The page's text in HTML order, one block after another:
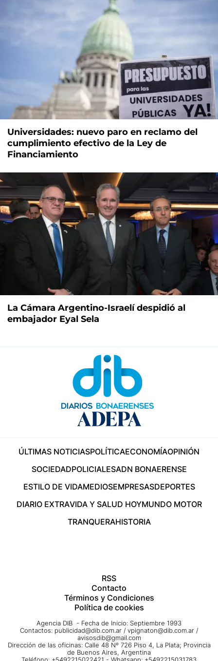
Universidades: nuevo paro en reclamo del
cumplimiento efectivo de la Ley de
Financiamiento
La Cámara Argentino-Israelí despidió al
embajador Eyal Sela
ÚLTIMAS NOTICIASPOLÍTICAECONOMÍAOPINIÓN
SOCIEDADPOLICIALESADN BONAERENSE
ESTILO DE VIDAMEDIOSEMPRESASDEPORTES
DIARIO EXTRAVIDA Y SALUD HOYMUNDO MOTOR
TRANQUERAHISTORIA
RSS
Contacto
Términos y Condiciones
Política de cookies
Agencia DIB - Fecha de Inicio: Septiembre 1993
Contactos: publicidad@dib.com.ar / vpignaton@dib.com.ar /
avisosdib@gmail.com
Dirección de las oficinas: Calle 48 Nº 726 Piso 4, La Plata; Provincia
de Buenos Aires, Argentina